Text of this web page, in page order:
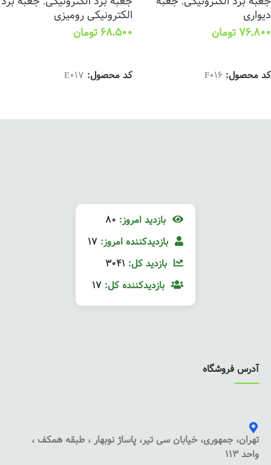
دیواری
76,800 تومان
کد محصول: F016
الکترونیکی رومیزی
68,500 تومان
کد محصول: E017
بازدید امروز:
بازدیدکننده امروز:
بازدید کل:
بازدیدکننده کل:
آدرس فروشگاه
تهران، جمهوری، خیابان سی تیر، پاساژ نوبهار ، طبقه همکف ،
واحد 113